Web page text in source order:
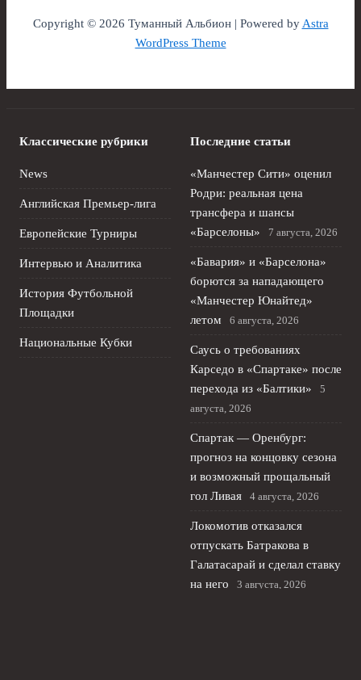
Copyright © 2026 Туманный Альбион | Powered byAstra
WordPress Theme
Классические рубрики
News
Английская Премьер-лига
Европейские Турниры
Интервью и Аналитика
История Футбольной
Площадки
Национальные Кубки
Последние статьи
«Манчестер Сити» оценил
Родри: реальная цена
трансфера и шансы
«Барселоны»
7 августа, 2026
«Бавария» и «Барселона»
борются за нападающего
«Манчестер Юнайтед»
летом
6 августа, 2026
Саусь о требованиях
Карседо в «Спартаке» после
перехода из «Балтики»
5
августа, 2026
Спартак — Оренбург:
прогноз на концовку сезона
и возможный прощальный
гол Ливая
4 августа, 2026
Локомотив отказался
отпускать Батракова в
Галатасарай и сделал ставку
на него
3 августа, 2026